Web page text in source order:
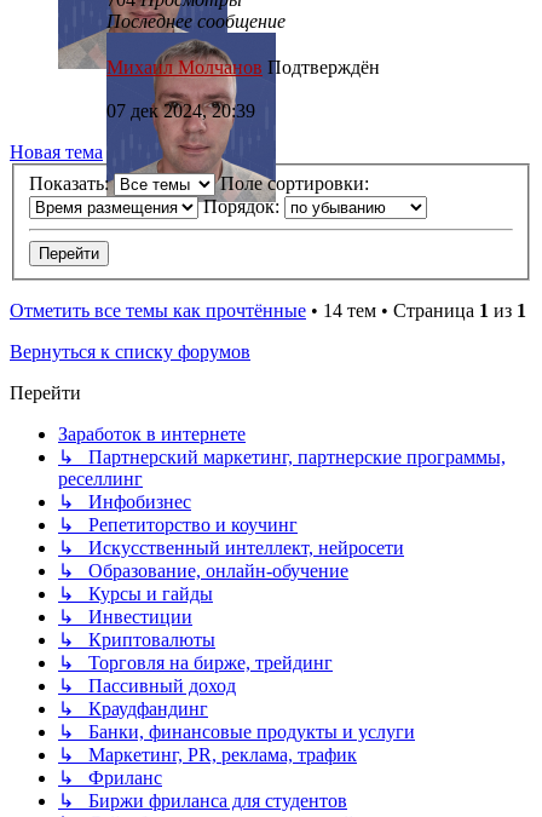
Последнее сообщение
Михаил Молчанов Подтверждён
07 дек 2024, 20:39
Новая тема
Показать:
Поле сортировки:
Порядок:
Отметить все темы как прочтённые • 14 тем • Страница 1 из 1
Вернуться к списку форумов
Перейти
Заработок в интернете
↳ Партнерский маркетинг, партнерские программы,
реселлинг
↳ Инфобизнес
↳ Репетиторство и коучинг
↳ Искусственный интеллект, нейросети
↳ Образование, онлайн-обучение
↳ Курсы и гайды
↳ Инвестиции
↳ Криптовалюты
↳ Торговля на бирже, трейдинг
↳ Пассивный доход
↳ Краудфандинг
↳ Банки, финансовые продукты и услуги
↳ Маркетинг, PR, реклама, трафик
↳ Фриланс
↳ Биржи фриланса для студентов